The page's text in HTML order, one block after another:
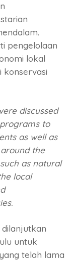
pengelolaan
lokal
konservasi
discussed
to
as well as
the
as natural
local
dilanjutkan
untuk
telah lama